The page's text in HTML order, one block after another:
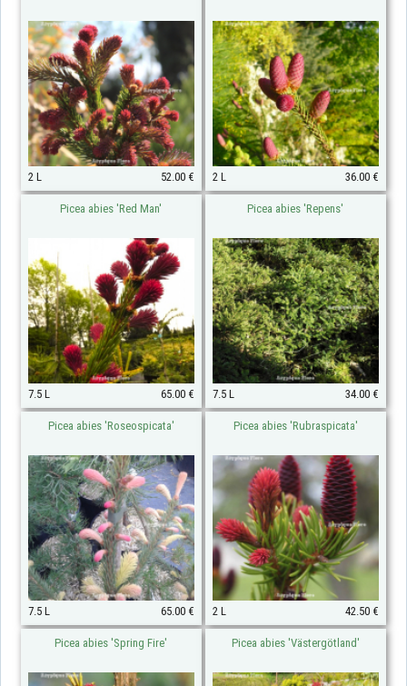
2 L 52.00 € 2 L 36.00 €
Picea abies 'Red Man'
7.5 L 65.00 €
Picea abies 'Repens'
7.5 L 34.00 €
Picea abies 'Roseospicata'
7.5 L 65.00 €
Picea abies 'Rubraspicata'
2 L 42.50 €
Picea abies 'Spring Fire' Picea abies 'Västergötland'